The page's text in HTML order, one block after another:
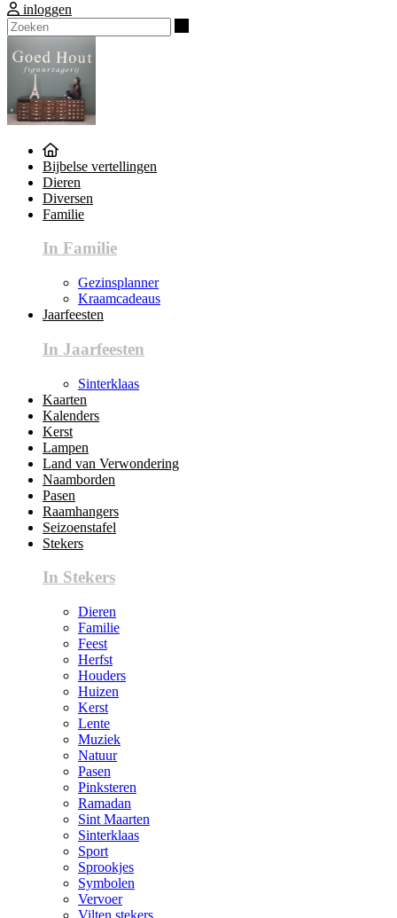
inloggen
Bijbelse vertellingen
Dieren
Diversen
Familie
In Familie
Gezinsplanner
Kraamcadeaus
Jaarfeesten
In Jaarfeesten
Sinterklaas
Kaarten
Kalenders
Kerst
Lampen
Land van Verwondering
Naamborden
Pasen
Raamhangers
Seizoenstafel
Stekers
In Stekers
Dieren
Familie
Feest
Herfst
Houders
Huizen
Kerst
Lente
Muziek
Natuur
Pasen
Pinksteren
Ramadan
Sint Maarten
Sinterklaas
Sport
Sprookjes
Symbolen
Vervoer
Vilten stekers